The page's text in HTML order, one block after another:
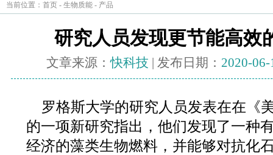
当前位置： 首页 - 生物质能 - 产品
研究人员发现更节能高效
文章来源：快科技 | 发布日期： 2020-06-
罗格斯大学的研究人员发表在在《
的一项新研究指出，他们发现了一种
经济的藻类生物燃料，并能够对抗化